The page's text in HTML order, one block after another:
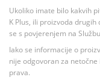
Ukoliko imate bilo kakvih
K Plus, ili proizvoda
se s povjerenjem na
Iako se informacije o
nije odgovoran za
prava.